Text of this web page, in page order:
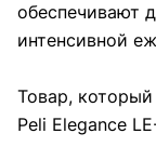
обеспечивают
интенсивной
Товар,
Peli Elegance